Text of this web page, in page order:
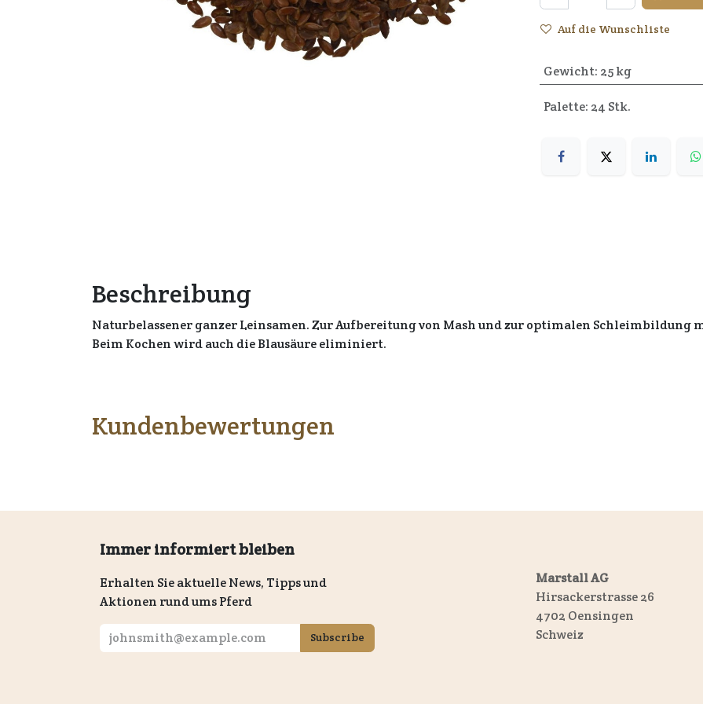
Auf die Wunschliste
Gewicht: 25 kg
Palette: 24 Stk.
Beschreibung
Naturbelassener ganzer Leinsamen. Zur Aufbereitung von Mash und zur optimalen Schleimbildung
Beim Kochen wird auch die Blausäure eliminiert.
Kundenbewertungen
Immer informiert bleiben
Erhalten Sie aktuelle News, Tipps und
Aktionen rund ums Pferd
Subscribe
Marstall AG
Hirsackerstrasse 26
4702 Oensingen
Schweiz